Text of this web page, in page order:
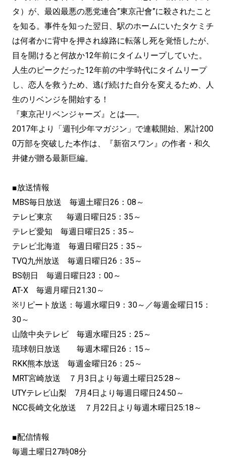
タ）が、最凶最悪の悪党連合”東京卍會”に殺されたこと
を知る。事件を知った翌日、駅のホームにいたタケミチ
は何者かに背中を押され線路に転落し死を覚悟したが、
目を開けると何故か12年前にタイムリープしていた。
人生のピークだった12年前の中学時代にタイムリープ
し、恋人を救うため、逃げ続けた自分を変えるため、人
生のリベンジを開始する！
『東京卍リベンジャーズ』とは──。
2017年より「週刊少年マガジン」で連載開始、累計200
0万部を突破した本作は、『新宿スワン』の作者・和久
井健が贈る最新巨編。
■放送情報
MBS毎日放送 毎週土曜日26：08～
テレビ東京 毎週日曜日25：35～
テレビ愛知 毎週日曜日25：35～
テレビ北海道 毎週日曜日25：35～
TVQ九州放送 毎週日曜日26：35～
BS朝日 毎週日曜日23：00～
AT-X 毎週月曜日21:30～
※リピート放送：毎週水曜日9：30～／毎週金曜日15：
30～
山陰中央テレビ 毎週水曜日25：25～
琉球朝日放送 毎週木曜日26：15～
RKK熊本放送 毎週金曜日26：25～
MRT宮崎放送 ７月3日より毎週土曜日25:28～
UTYテレビ山梨 7月4日より毎週日曜日24:50～
NCC長崎文化放送 ７月22日より毎週木曜日25:18～
■配信情報
毎週土曜日27時08分